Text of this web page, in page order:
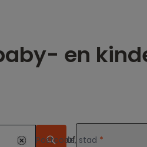
en
Postcode, stad *
of